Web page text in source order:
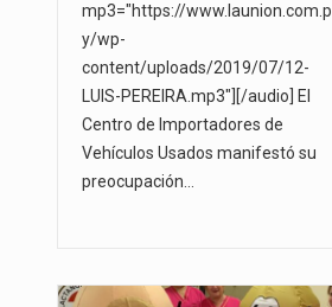
mp3="https://www.launion.com.p
y/wp-
content/uploads/2019/07/12-
LUIS-PEREIRA.mp3"][/audio] El
Centro de Importadores de
Vehículos Usados manifestó su
preocupación…